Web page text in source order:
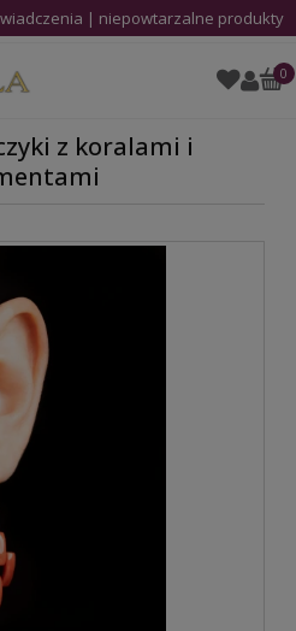
| niepowtarzalne produkty
z koralami i